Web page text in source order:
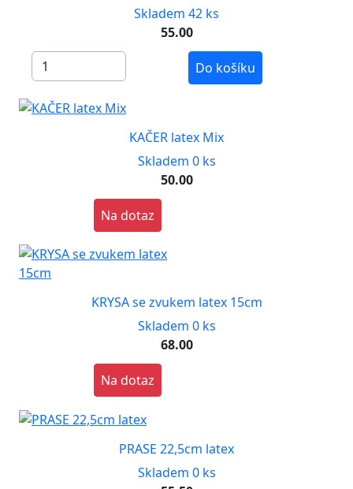
Skladem 42 ks
55.00
Do košíku
KAČER latex Mix
Skladem 0 ks
50.00
Na dotaz
KRYSA se zvukem latex 15cm
Skladem 0 ks
68.00
Na dotaz
PRASE 22,5cm latex
Skladem 0 ks